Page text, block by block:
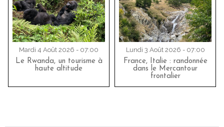
Mardi 4 Août 2026 - 07:00
Le Rwanda, un tourisme à
haute altitude
Lundi 3 Août 2026 - 07:00
France, Italie : randonnée
dans le Mercantour
frontalier